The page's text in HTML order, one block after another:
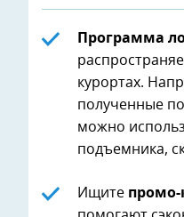
Программа
курортах.
полученные
можно
подъемника,
Ищите